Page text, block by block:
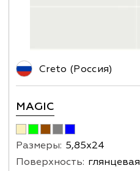
Creto (Россия)
MAGIC
Размеры: 5,85х24
Поверхность: глянцевая